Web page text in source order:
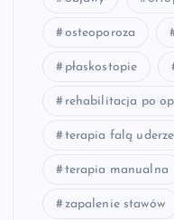
osteoporoza
płaskostopie
rehabilitacja po
terapia falą
terapia manualna
zapalenie stawów